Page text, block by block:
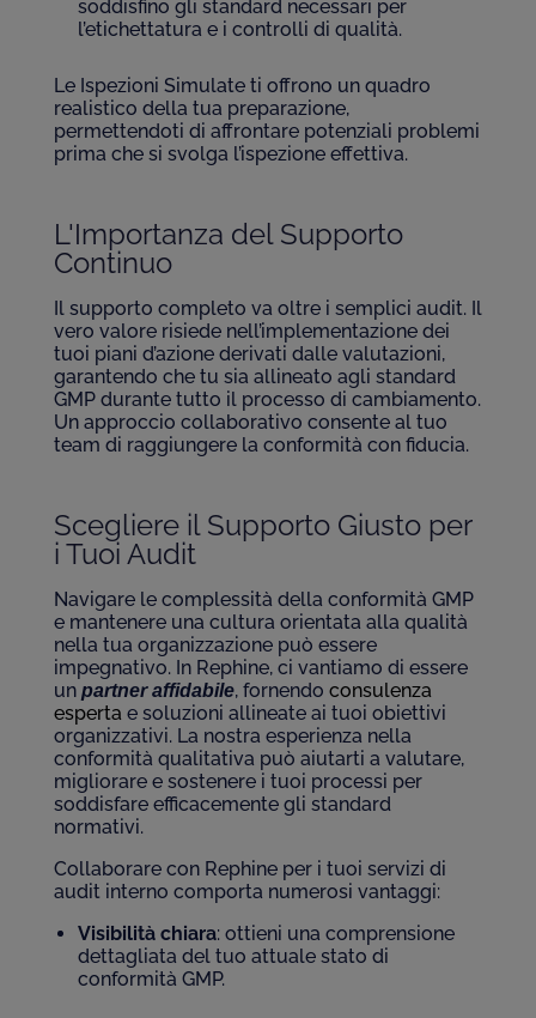
soddisfino gli standard necessari per
l’etichettatura e i controlli di qualità.
Le Ispezioni Simulate ti offrono un quadro
realistico della tua preparazione,
permettendoti di affrontare potenziali problemi
prima che si svolga l’ispezione effettiva.
L'Importanza del Supporto
Continuo
Il supporto completo va oltre i semplici audit. Il
vero valore risiede nell’implementazione dei
tuoi piani d’azione derivati dalle valutazioni,
garantendo che tu sia allineato agli standard
GMP durante tutto il processo di cambiamento.
Un approccio collaborativo consente al tuo
team di raggiungere la conformità con fiducia.
Scegliere il Supporto Giusto per
i Tuoi Audit
Navigare le complessità della conformità GMP
e mantenere una cultura orientata alla qualità
nella tua organizzazione può essere
impegnativo. In Rephine, ci vantiamo di essere
un partner affidabile, fornendo consulenza
esperta e soluzioni allineate ai tuoi obiettivi
organizzativi. La nostra esperienza nella
conformità qualitativa può aiutarti a valutare,
migliorare e sostenere i tuoi processi per
soddisfare efficacemente gli standard
normativi.
Collaborare con Rephine per i tuoi servizi di
audit interno comporta numerosi vantaggi:
Visibilità chiara: ottieni una comprensione
dettagliata del tuo attuale stato di
conformità GMP.